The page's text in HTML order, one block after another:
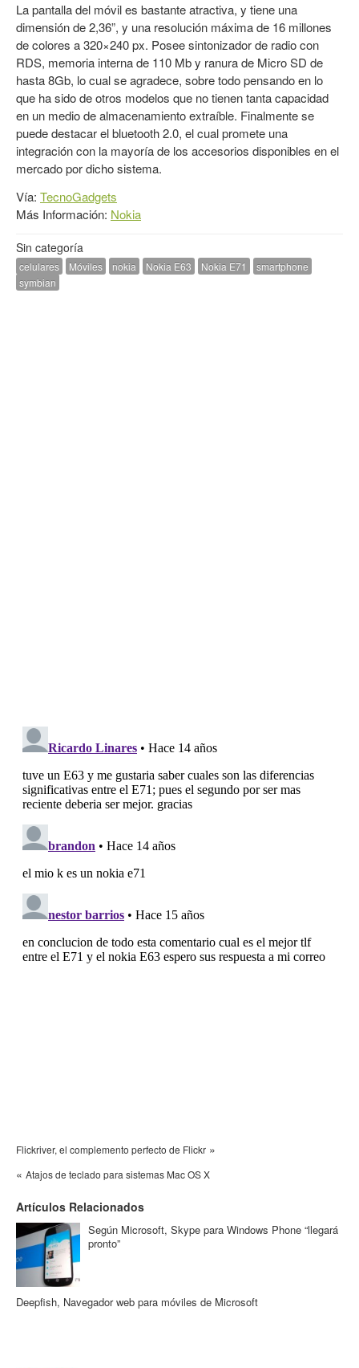
La pantalla del móvil es bastante atractiva, y tiene una
dimensión de 2,36”, y una resolución máxima de 16 millones
de colores a 320×240 px. Posee sintonizador de radio con
RDS, memoria interna de 110 Mb y ranura de Micro SD de
hasta 8Gb, lo cual se agradece, sobre todo pensando en lo
que ha sido de otros modelos que no tienen tanta capacidad
en un medio de almacenamiento extraíble. Finalmente se
puede destacar el bluetooth 2.0, el cual promete una
integración con la mayoría de los accesorios disponibles en el
mercado por dicho sistema.
Vía: TecnoGadgets
Más Información: Nokia
Sin categoría
celulares Móviles nokia Nokia E63 Nokia E71
smartphone
symbian
Flickriver, el complemento perfecto de Flickr »
« Atajos de teclado para sistemas Mac OS X
Artículos Relacionados
Según Microsoft, Skype para Windows Phone “llegará
pronto”
Deepfish, Navegador web para móviles de Microsoft